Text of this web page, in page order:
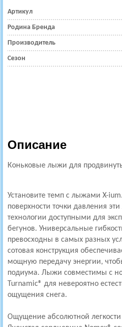
Артикул
Родина Бренда
Производитель
Сезон
Описание
Коньковые лыжи для
Установите темп с лыжами X-
поверхности точки давления
технологии доступными для
бегунов. Универсальные
превосходны в самых разных
сотовая конструкция
мощную передачу энергии,
подиума. Лыжи совместимы с
Turnamic® для невероятно
ощущения снега.
Ощущение абсолютной легкости